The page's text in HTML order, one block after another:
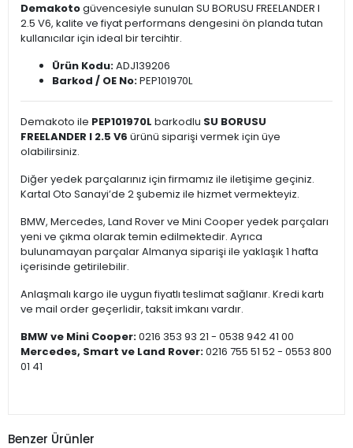
Demakotogüvencesiyle sunulan SU BORUSU FREELANDER I
2.5 V6, kalite ve fiyat performans dengesini ön planda tutan
kullanıcılar için ideal bir tercihtir.
Ürün Kodu:ADJ139206
Barkod / OE No:PEP101970L
Demakoto ile PEP101970L barkodlu SU BORUSU
FREELANDER I 2.5 V6 ürünü siparişi vermek için üye
olabilirsiniz.
Diğer yedek parçalarınız için firmamız ile iletişime geçiniz.
Kartal Oto Sanayi’de 2 şubemiz ile hizmet vermekteyiz.
BMW, Mercedes, Land Rover ve Mini Cooper yedek parçaları
yeni ve çıkma olarak temin edilmektedir. Ayrıca
bulunamayan parçalar Almanya siparişi ile yaklaşık 1 hafta
içerisinde getirilebilir.
Anlaşmalı kargo ile uygun fiyatlı teslimat sağlanır. Kredi kartı
ve mail order geçerlidir, taksit imkanı vardır.
BMW ve Mini Cooper:0216 353 93 21 - 0538 942 41 00
Mercedes, Smart ve Land Rover:0216 755 51 52 - 0553 800
01 41
Benzer Ürünler